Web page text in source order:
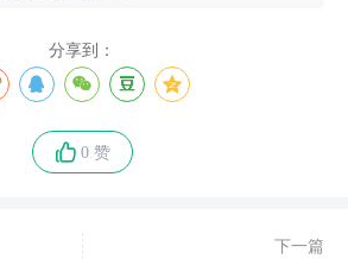
分享到：
0 赞
下一篇